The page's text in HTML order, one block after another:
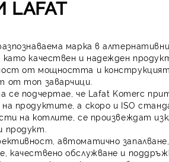
LAFAT
марка в
като качествен и надежден
от мощността и
от топ заварчици.
се подчертае, че Lafat Komerc
на продуктите, а скоро и ISO
на котлите, се произвеждат
продукт.
автоматично
качествено обслужване и